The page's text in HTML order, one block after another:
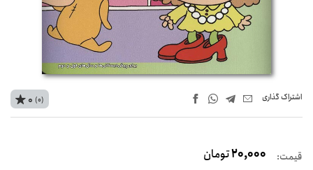
اشتراک‌ گذاری 0 (0)
قیمت: 20,000تومان